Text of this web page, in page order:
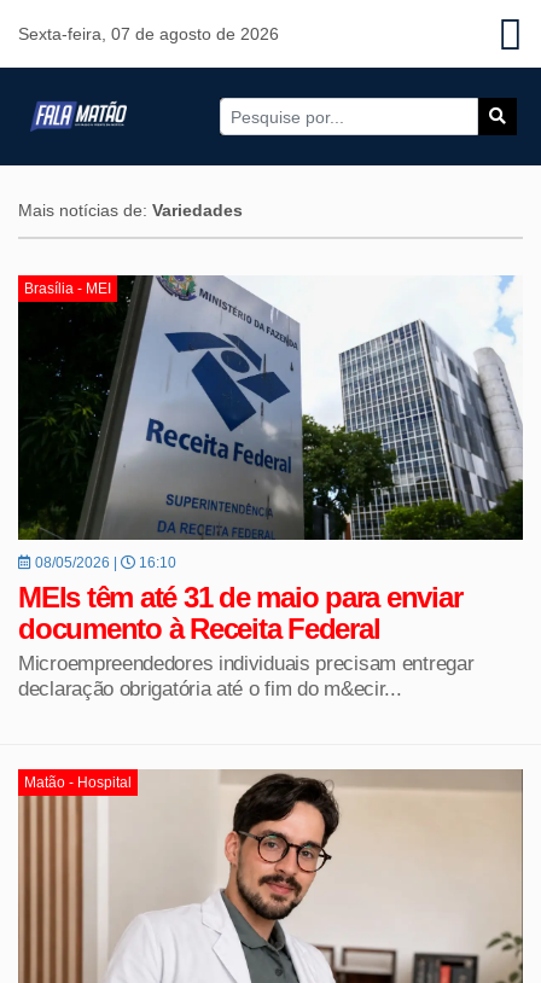
Sexta-feira, 07 de agosto de 2026
Mais notícias de: Variedades
Brasília - MEI
08/05/2026 | 16:10
MEIs têm até 31 de maio para enviar
documento à Receita Federal
Microempreendedores individuais precisam entregar
declaração obrigatória até o fim do m&ecir...
Matão - Hospital